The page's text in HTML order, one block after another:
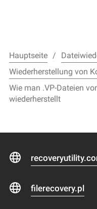
Hauptseite
Wiederherstellung von
Wie man .VP-Dateien
wiederherstellt
filerecovery.pl